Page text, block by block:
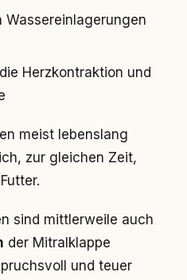
Wassereinlagerungen
Herzkontraktion und
meist lebenslang
zur gleichen Zeit,
sind mittlerweile auch
der Mitralklappe
und teuer